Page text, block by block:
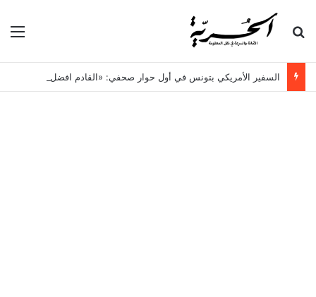
بحث عن
السفير الأمريكي بتونس في أول حوار صحفي: «القادم افضل!»